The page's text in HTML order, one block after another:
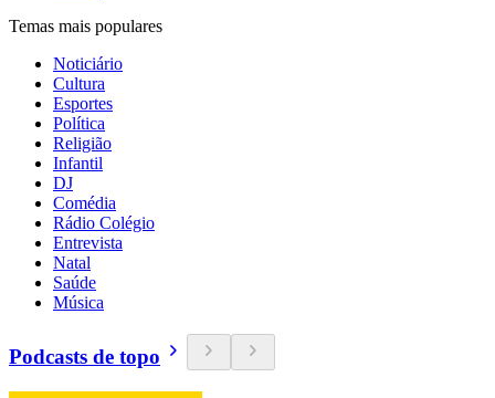
Temas mais populares
Noticiário
Cultura
Esportes
Política
Religião
Infantil
DJ
Comédia
Rádio Colégio
Entrevista
Natal
Saúde
Música
Podcasts de topo